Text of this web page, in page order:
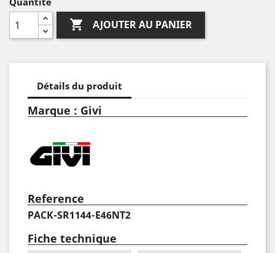
 AJOUTER AU PANIER
Détails du produit
Marque : Givi
Reference
PACK-SR1144-E46NT2
Fiche technique